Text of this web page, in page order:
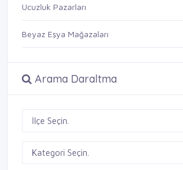
Ucuzluk Pazarları
Beyaz Eşya Mağazaları
Arama Daraltma